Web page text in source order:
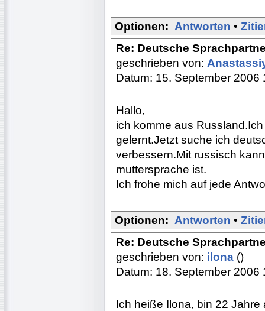
Optionen: Antworten •
Re: Deutsche
geschrieben von:
Datum: 15. September 2006
Hallo,
ich komme aus
gelernt.Jetzt suche ich
verbessern.Mit russisch
muttersprache ist.
Ich frohe mich auf jede
Optionen: Antworten •
Re: Deutsche
geschrieben von: ilona ()
Datum: 18. September 2006
Ich heiße Ilona, bin 22